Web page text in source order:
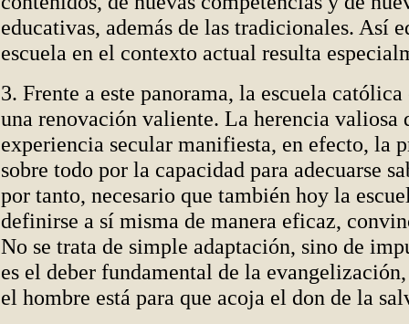
educativas, además de las tradicionales. Así
escuela en el contexto actual resulta
3. Frente a este panorama, la escuela
una renovación valiente. La herencia valiosa
experiencia secular manifiesta, en efecto, la
sobre todo por la capacidad para adecuarse
por tanto, necesario que también hoy la
definirse a sí misma de manera eficaz,
No se trata de simple adaptación, sino de
es el deber fundamental de la
el hombre está para que acoja el don de la